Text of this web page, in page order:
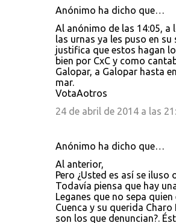
Anónimo ha dicho que…
Al anónimo de las 14:05, a
las urnas ya les puso en su
justifica que estos hagan
bien por CxC y como
Galopar, a Galopar hasta
mar.
VotaAotros
24 de abril de 2014 a las
Anónimo ha dicho que…
Al anterior,
Pero ¿Usted es así se iluso
Todavía piensa que hay
Leganes que no sepa quien
Cuenca y su querida Charo
son los que denuncian?.